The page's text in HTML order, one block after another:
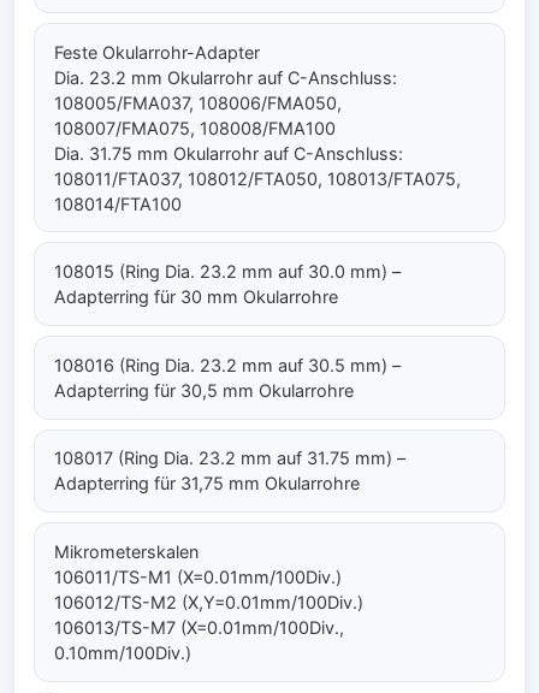
Feste Okularrohr-Adapter
Dia. 23.2 mm Okularrohr auf C-Anschluss:
108005/FMA037, 108006/FMA050,
108007/FMA075, 108008/FMA100
Dia. 31.75 mm Okularrohr auf C-Anschluss:
108011/FTA037, 108012/FTA050, 108013/FTA075,
108014/FTA100
108015 (Ring Dia. 23.2 mm auf 30.0 mm) –
Adapterring für 30 mm Okularrohre
108016 (Ring Dia. 23.2 mm auf 30.5 mm) –
Adapterring für 30,5 mm Okularrohre
108017 (Ring Dia. 23.2 mm auf 31.75 mm) –
Adapterring für 31,75 mm Okularrohre
Mikrometerskalen
106011/TS-M1 (X=0.01mm/100Div.)
106012/TS-M2 (X,Y=0.01mm/100Div.)
106013/TS-M7 (X=0.01mm/100Div.,
0.10mm/100Div.)